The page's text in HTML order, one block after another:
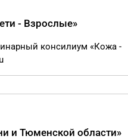
- Взрослые»
консилиум «Кожа -
и Тюменской области»